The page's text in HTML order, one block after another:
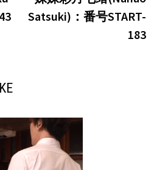
Satsuki)：番号START-
183